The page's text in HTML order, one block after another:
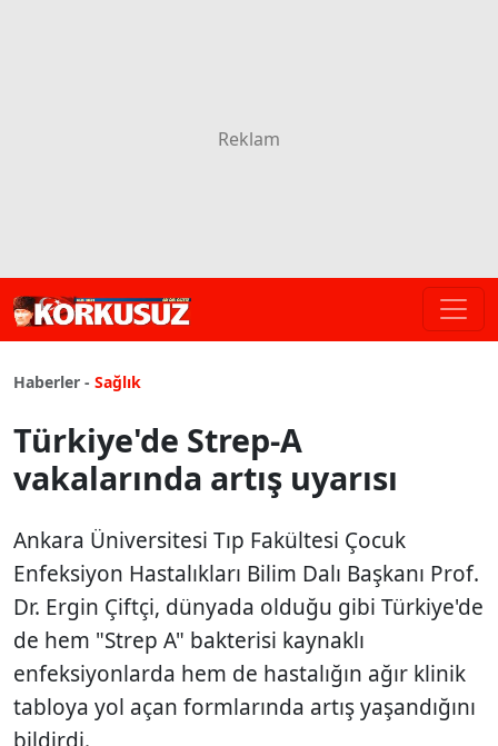
Haberler - Sağlık
Türkiye'de Strep-A
vakalarında artış uyarısı
Ankara Üniversitesi Tıp Fakültesi Çocuk
Enfeksiyon Hastalıkları Bilim Dalı Başkanı Prof.
Dr. Ergin Çiftçi, dünyada olduğu gibi Türkiye'de
de hem "Strep A" bakterisi kaynaklı
enfeksiyonlarda hem de hastalığın ağır klinik
tabloya yol açan formlarında artış yaşandığını
bildirdi.